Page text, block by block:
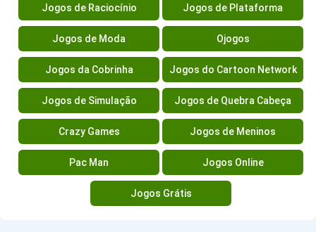
Jogos de Raciocínio Jogos de Plataforma
Jogos de Moda Ojogos
Jogos da Cobrinha Jogos do Cartoon Network
Jogos de Simulação Jogos de Quebra Cabeça
Crazy Games Jogos de Meninos
Pac Man Jogos Online
Jogos Grátis